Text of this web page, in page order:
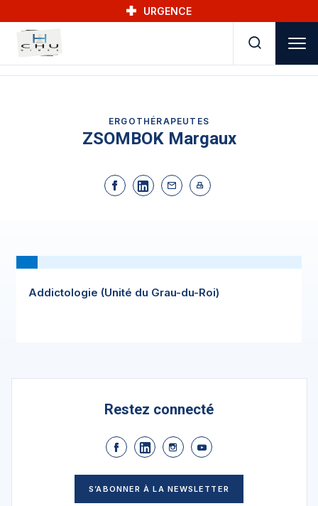
URGENCE
ERGOTHÉRAPEUTES
ZSOMBOK Margaux
Addictologie (Unité du Grau-du-Roi)
Restez connecté
S’ABONNER À LA NEWSLETTER